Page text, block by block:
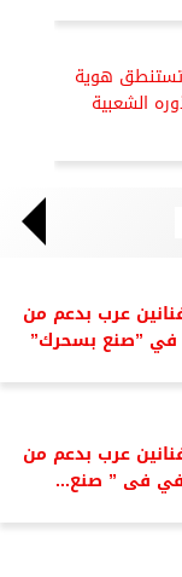
تستنطق هوية
الشعبية
عرب بدعم من
في ”صنع بسحرك”
عرب بدعم من
فى ” صنع...